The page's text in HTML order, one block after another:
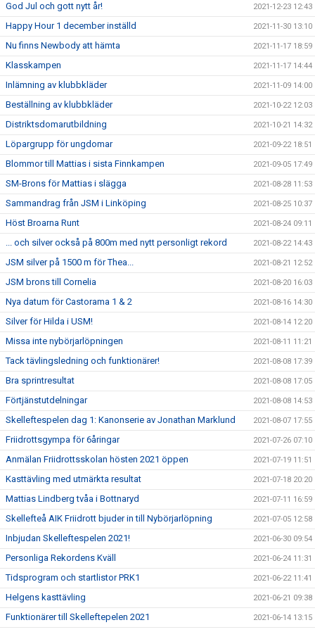
God Jul och gott nytt år! 2021-12-23 12:43
Happy Hour 1 december inställd 2021-11-30 13:10
Nu finns Newbody att hämta 2021-11-17 18:59
Klasskampen 2021-11-17 14:44
Inlämning av klubbkläder 2021-11-09 14:00
Beställning av klubbkläder 2021-10-22 12:03
Distriktsdomarutbildning 2021-10-21 14:32
Löpargrupp för ungdomar 2021-09-22 18:51
Blommor till Mattias i sista Finnkampen 2021-09-05 17:49
SM-Brons för Mattias i slägga 2021-08-28 11:53
Sammandrag från JSM i Linköping 2021-08-25 10:37
Höst Broarna Runt 2021-08-24 09:11
... och silver också på 800m med nytt personligt rekord 2021-08-22 14:43
JSM silver på 1500 m för Thea... 2021-08-21 12:52
JSM brons till Cornelia 2021-08-20 16:03
Nya datum för Castorama 1 & 2 2021-08-16 14:30
Silver för Hilda i USM! 2021-08-14 12:20
Missa inte nybörjarlöpningen 2021-08-11 11:21
Tack tävlingsledning och funktionärer! 2021-08-08 17:39
Bra sprintresultat 2021-08-08 17:05
Förtjänstutdelningar 2021-08-08 14:53
Skelleftespelen dag 1: Kanonserie av Jonathan Marklund 2021-08-07 17:55
Friidrottsgympa för 6åringar 2021-07-26 07:10
Anmälan Friidrottsskolan hösten 2021 öppen 2021-07-19 11:51
Kasttävling med utmärkta resultat 2021-07-18 20:20
Mattias Lindberg tvåa i Bottnaryd 2021-07-11 16:59
Skellefteå AIK Friidrott bjuder in till Nybörjarlöpning 2021-07-05 12:58
Inbjudan Skelleftespelen 2021! 2021-06-30 09:54
Personliga Rekordens Kväll 2021-06-24 11:31
Tidsprogram och startlistor PRK1 2021-06-22 11:41
Helgens kasttävling 2021-06-21 09:38
Funktionärer till Skelleftepelen 2021 2021-06-14 13:15